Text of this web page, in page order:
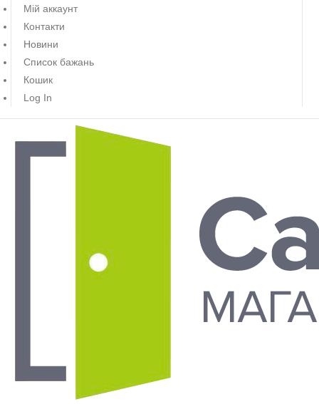
Мій аккаунт
Контакти
Новини
Список бажань
Кошик
Log In